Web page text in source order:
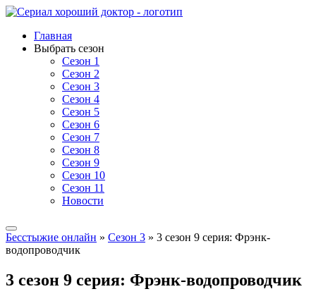
Главная
Выбрать сезон
Сезон 1
Сезон 2
Сезон 3
Сезон 4
Сезон 5
Сезон 6
Сезон 7
Сезон 8
Сезон 9
Сезон 10
Сезон 11
Новости
Бесстыжие онлайн » Сезон 3 » 3 сезон 9 серия: Фрэнк-
водопроводчик
3 сезон 9 серия: Фрэнк-водопроводчик